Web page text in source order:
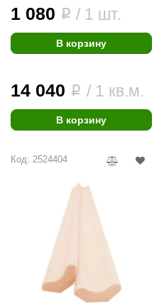
1 080 i / 1 шт.
В корзину
14 040 i / 1 кв.м.
В корзину
Код: 2524404